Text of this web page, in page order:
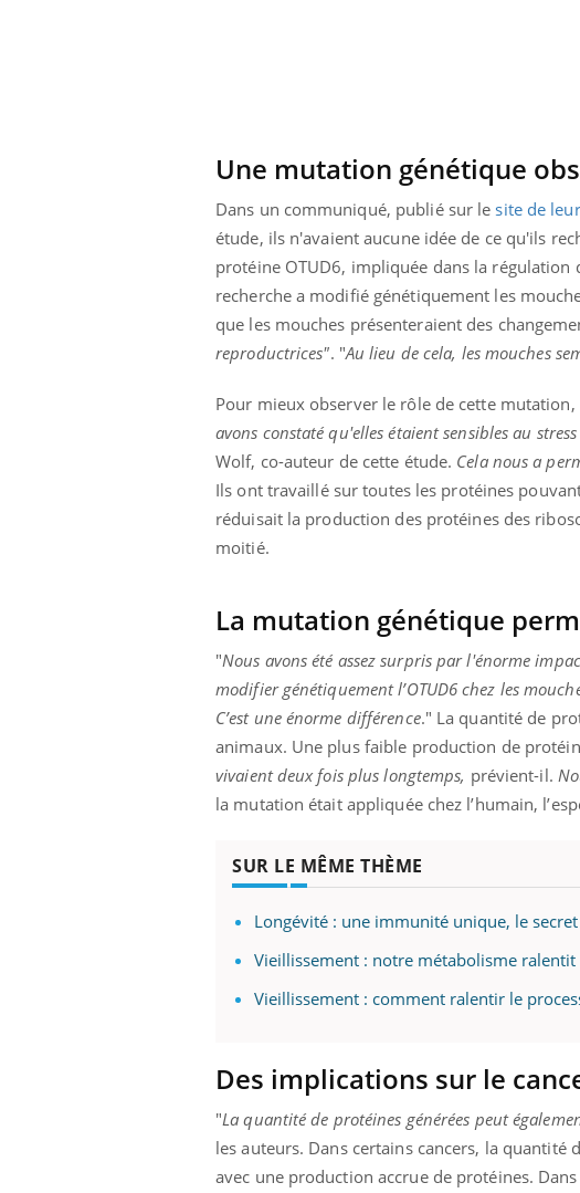
Une mutation génétique
Dans un communiqué, publié sur lesite de
étude, ils n'avaient aucune idée de ce qu'ils
protéine OTUD6, impliquée dans la régulation
recherche a modifié génétiquement les
que les mouches présenteraient des
reproductrices". "Au lieu de cela, les mouches
Pour mieux observer le rôle de cette
avons constaté qu'elles étaient sensibles au
Wolf, co-auteur de cette étude. Cela nous a
Ils ont travaillé sur toutes les protéines
réduisait la production des protéines des
moitié.
La mutation génétique
"Nous avons été assez surpris par l'énorme
modifier génétiquement l’OTUD6 chez les
C’est une énorme différence." La quantité de
animaux. Une plus faible production de
vivaient deux fois plus longtemps, prévient-il.
la mutation était appliquée chez l’humain,
SUR LE MÊME THÈME
Longévité : une immunité unique, le secret
Vieillissement : notre métabolisme ralentit
Vieillissement : comment ralentir le
Des implications sur le
"La quantité de protéines générées peut
les auteurs. Dans certains cancers, la quantité
avec une production accrue de protéines.
Carence en fer : comprendre pour
Fatigue, irritabilité, brouillard mental ou
même alopécie… Les symptômes de la
carence en fer sont multiples ce qui la rend
Insuline &
En 2026,
reste entourée
patients